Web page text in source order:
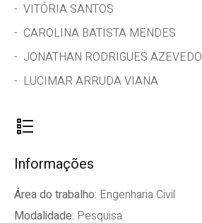
VITÓRIA SANTOS
CAROLINA BATISTA MENDES
JONATHAN RODRIGUES AZEVEDO
LUCIMAR ARRUDA VIANA
Informações
Área do trabalho: Engenharia Civil
Modalidade: Pesquisa